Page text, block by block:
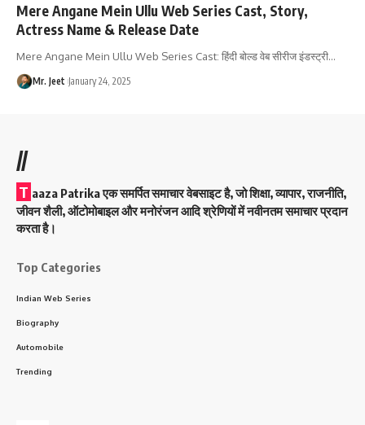
Mere Angane Mein Ullu Web Series Cast, Story,
Actress Name & Release Date
Mere Angane Mein Ullu Web Series Cast: हिंदी बोल्ड वेब सीरीज इंडस्ट्री…
Mr. Jeet January 24, 2025
//
T aaza Patrika एक समर्पित समाचार वेबसाइट है, जो शिक्षा, व्यापार, राजनीति,
जीवन शैली, ऑटोमोबाइल और मनोरंजन आदि श्रेणियों में नवीनतम समाचार प्रदान
करता है।
Top Categories
Indian Web Series
Biography
Automobile
Trending